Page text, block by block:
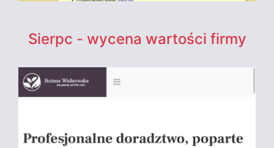
Sierpc - wycena wartości firmy